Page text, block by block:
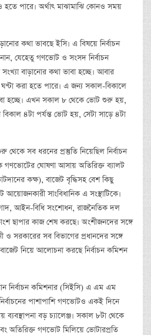
পারে। অর্থাৎ মাঝামাঝি কোনও সময়
কথা ভাবছে ইসি। এ বিষয়ে নির্বাচন
যেহেতু গণভোট ও সংসদ নির্বাচন
বাড়ানোর কথা ভাবা হচ্ছে। আবার
করা হতে পারে। এ জন্য সকাল-বিকালে
হচ্ছে। এখন সকাল ৮ থেকে ভোট শুরু হয়,
৪টা পর্যন্ত ভোট হয়, সেটা সাড়ে ৪টা
থেকে সব ধরনের প্রস্তুতি নিয়েছিল নির্বাচন
ঘোষণা আসায় অতিরিক্ত ব্যালট
কক্ষ), বাজেট বৃদ্ধিসহ বেশ কিছু
আয়োজনকারী সাংবিধানিক এ সংস্থাটিকে।
আইন-বিধি সংশোধন, রাজনৈতিক দল
ছাপার কাজ শেষ করছে। অংশীজনদের সঙ্গে
সরকারের সব বিভাগের প্রধানদের সঙ্গে
নিয়ে আলোচনা করছে নির্বাচন কমিশন
নির্বাচন কমিশনার (সিইসি) এ এম এম
পাশাপাশি গণভোটও একই দিনে
বড় চ্যালেঞ্জ। সকাল ৮টা থেকে
অতিরিক্ত গণভোট মিলিয়ে ভোটারপ্রতি